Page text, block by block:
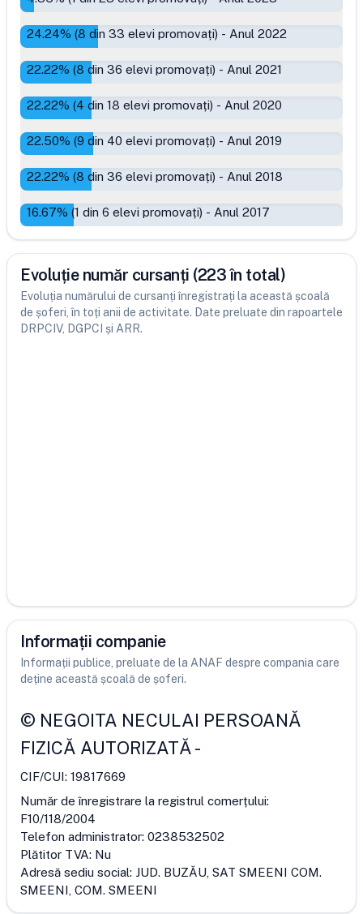
24.24% (8 din 33 elevi promovați) - Anul 2022
22.22% (8 din 36 elevi promovați) - Anul 2021
22.22% (4 din 18 elevi promovați) - Anul 2020
22.50% (9 din 40 elevi promovați) - Anul 2019
22.22% (8 din 36 elevi promovați) - Anul 2018
16.67% (1 din 6 elevi promovați) - Anul 2017
Evoluție număr cursanți (223 în total)
Evoluția numărului de cursanți înregistrați la această școală
de șoferi, în toți anii de activitate. Date preluate din rapoartele
DRPCIV, DGPCI și ARR.
Informații companie
Informații publice, preluate de la ANAF despre compania care
deține această școală de șoferi.
© NEGOITA NECULAI PERSOANĂ
FIZICĂ AUTORIZATĂ-
CIF/CUI: 19817669
Număr de înregistrare la registrul comerțului:
F10/118/2004
Telefon administrator: 0238532502
Plătitor TVA: Nu
Adresă sediu social: JUD. BUZĂU, SAT SMEENI COM.
SMEENI, COM. SMEENI